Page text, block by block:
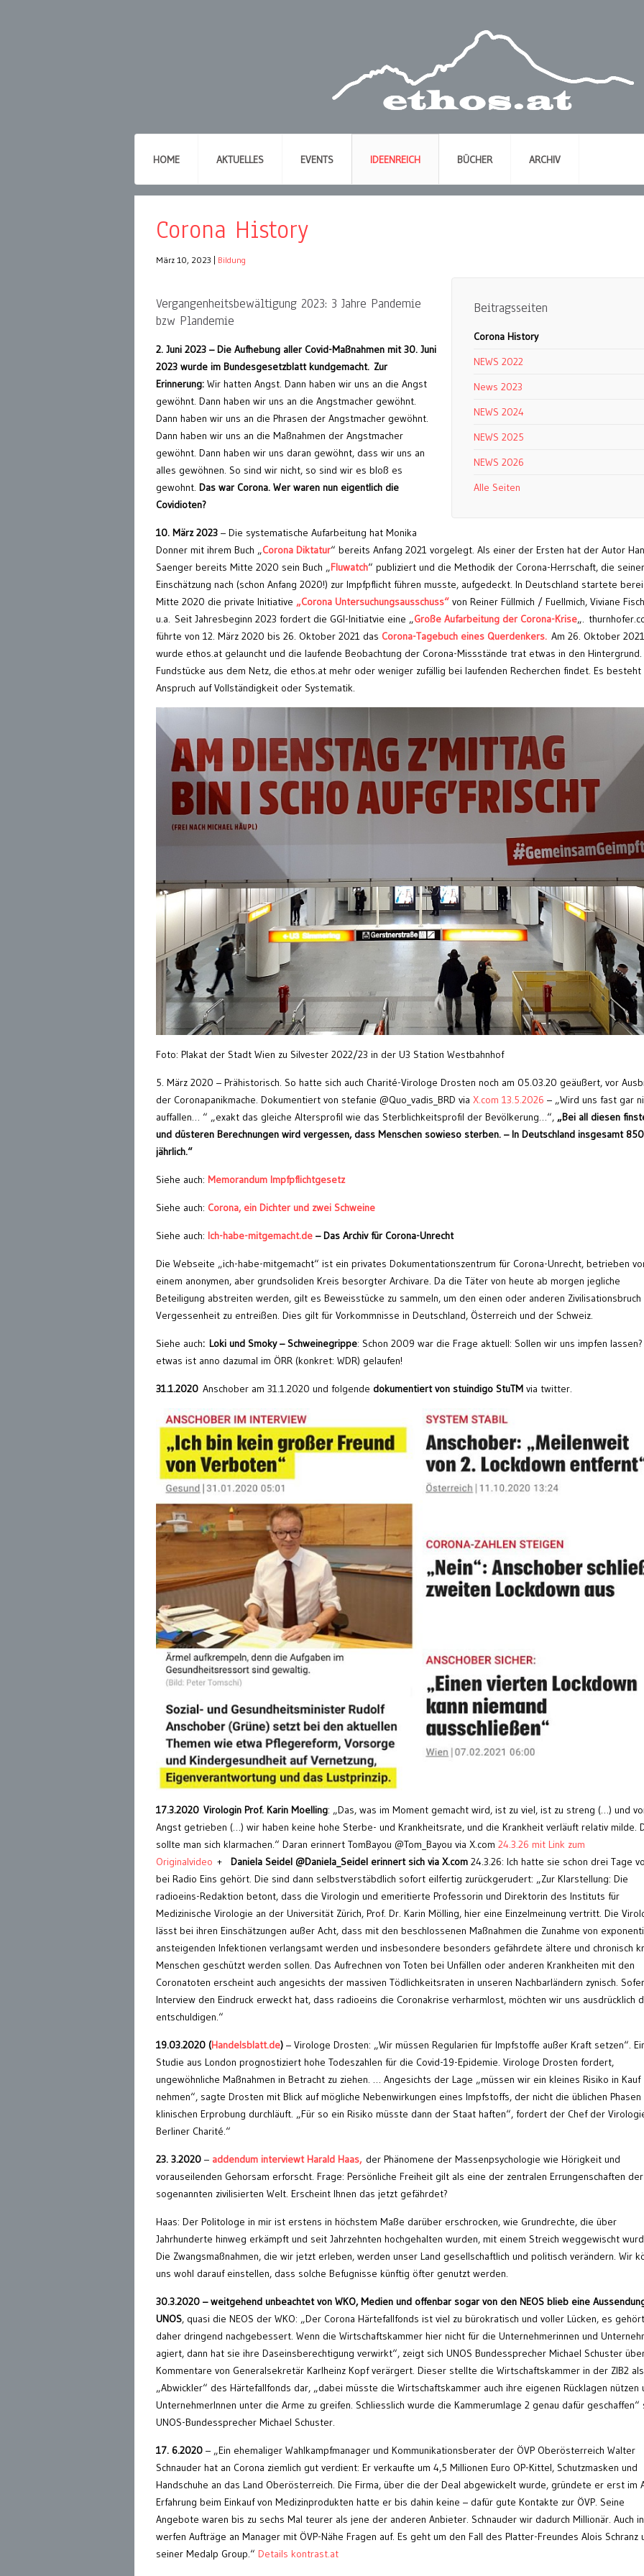
HOME AKTUELLES EVENTS IDEENREICH BÜCHER ARCHIV
Corona History
März 10, 2023 Bildung
Beitragsseiten
Corona History
NEWS 2022
News 2023
NEWS 2024
NEWS 2025
NEWS 2026
Alle Seiten
Vergangenheitsbewältigung 2023: 3 Jahre Pandemie
bzw Plandemie
2. Juni 2023 – Die Aufhebung aller Covid-Maßnahmen mit 30. Juni
2023 wurde im Bundesgesetzblatt kundgemacht. Zur
Erinnerung: Wir hatten Angst. Dann haben wir uns an die Angst
gewöhnt. Dann haben wir uns an die Angstmacher gewöhnt.
Dann haben wir uns an die Phrasen der Angstmacher gewöhnt.
Dann haben wir uns an die Maßnahmen der Angstmacher
gewöhnt. Dann haben wir uns daran gewöhnt, dass wir uns an
alles gewöhnen. So sind wir nicht, so sind wir es bloß es
gewohnt. Das war Corona. Wer waren nun eigentlich die
Covidioten?
10. März 2023 – Die systematische Aufarbeitung hat Monika
Donner mit ihrem Buch „Corona Diktatur“ bereits Anfang 2021 vorgelegt. Als einer der Ersten hat der Autor
Saenger bereits Mitte 2020 sein Buch „Fluwatch“ publiziert und die Methodik der Corona-Herrschaft, die seiner
Einschätzung nach (schon Anfang 2020!) zur Impfpflicht führen musste, aufgedeckt. In Deutschland startete
Mitte 2020 die private Initiative „Corona Untersuchungsausschuss“ von Reiner Füllmich / Fuellmich, Viviane
u.a. Seit Jahresbeginn 2023 fordert die GGI-Initiatvie eine „Große Aufarbeitung der Corona-Krise„. thurnhofer.cc
führte von 12. März 2020 bis 26. Oktober 2021 das Corona-Tagebuch eines Querdenkers. Am 26. Oktober 2021
wurde ethos.at gelauncht und die laufende Beobachtung der Corona-Missstände trat etwas in den
Fundstücke aus dem Netz, die ethos.at mehr oder weniger zufällig bei laufenden Recherchen findet. Es besteht
Anspruch auf Vollständigkeit oder Systematik.
Foto: Plakat der Stadt Wien zu Silvester 2022/23 in der U3 Station Westbahnhof
5. März 2020 – Prähistorisch. So hatte sich auch Charité-Virologe Drosten noch am 05.03.20 geäußert, vor
der Coronapanikmache. Dokumentiert von stefanie @Quo_vadis_BRD via X.com 13.5.2026 – „Wird uns fast gar
auffallen… “ „exakt das gleiche Altersprofil wie das Sterblichkeitsprofil der Bevölkerung…“, „Bei all diesen
und düsteren Berechnungen wird vergessen, dass Menschen sowieso sterben. – In Deutschland insgesamt
jährlich.“
Siehe auch: Memorandum Impfpflichtgesetz
Siehe auch: Corona, ein Dichter und zwei Schweine
Siehe auch: Ich-habe-mitgemacht.de – Das Archiv für Corona-Unrecht
Die Webseite „ich-habe-mitgemacht“ ist ein privates Dokumentationszentrum für Corona-Unrecht, betrieben
einem anonymen, aber grundsoliden Kreis besorgter Archivare. Da die Täter von heute ab morgen jegliche
Beteiligung abstreiten werden, gilt es Beweisstücke zu sammeln, um den einen oder anderen
Vergessenheit zu entreißen. Dies gilt für Vorkommnisse in Deutschland, Österreich und der Schweiz.
Siehe auch: Loki und Smoky – Schweinegrippe: Schon 2009 war die Frage aktuell: Sollen wir uns impfen lassen?
etwas ist anno dazumal im ÖRR (konkret: WDR) gelaufen!
31.1.2020 Anschober am 31.1.2020 und folgende dokumentiert von stuindigo StuTM via twitter.
17.3.2020 Virologin Prof. Karin Moelling: „Das, was im Moment gemacht wird, ist zu viel, ist zu streng (…) und
Angst getrieben (…) wir haben keine hohe Sterbe- und Krankheitsrate, und die Krankheit verläuft relativ milde.
sollte man sich klarmachen.“ Daran erinnert TomBayou @Tom_Bayou via X.com 24.3.26 mit Link zum
Originalvideo + Daniela Seidel @Daniela_Seidel erinnert sich via X.com 24.3.26: Ich hatte sie schon drei Tage
bei Radio Eins gehört. Die sind dann selbstverstäbdlich sofort eilfertig zurückgerudert: „Zur Klarstellung: Die
radioeins-Redaktion betont, dass die Virologin und emeritierte Professorin und Direktorin des Instituts für
Medizinische Virologie an der Universität Zürich, Prof. Dr. Karin Mölling, hier eine Einzelmeinung vertritt. Die
lässt bei ihren Einschätzungen außer Acht, dass mit den beschlossenen Maßnahmen die Zunahme von
ansteigenden Infektionen verlangsamt werden und insbesondere besonders gefährdete ältere und chronisch
Menschen geschützt werden sollen. Das Aufrechnen von Toten bei Unfällen oder anderen Krankheiten mit den
Coronatoten erscheint auch angesichts der massiven Tödlichkeitsraten in unseren Nachbarländern zynisch.
Interview den Eindruck erweckt hat, dass radioeins die Coronakrise verharmlost, möchten wir uns ausdrücklich
entschuldigen.“
19.03.2020 (Handelsblatt.de) – Virologe Drosten: „Wir müssen Regularien für Impfstoffe außer Kraft setzen“.
Studie aus London prognostiziert hohe Todeszahlen für die Covid-19-Epidemie. Virologe Drosten fordert,
ungewöhnliche Maßnahmen in Betracht zu ziehen. … Angesichts der Lage „müssen wir ein kleines Risiko in Kauf
nehmen“, sagte Drosten mit Blick auf mögliche Nebenwirkungen eines Impfstoffs, der nicht die üblichen
klinischen Erprobung durchläuft. „Für so ein Risiko müsste dann der Staat haften“, fordert der Chef der
Berliner Charité.“
23. 3.2020 – addendum interviewt Harald Haas, der Phänomene der Massenpsychologie wie Hörigkeit und
vorauseilenden Gehorsam erforscht. Frage: Persönliche Freiheit gilt als eine der zentralen Errungenschaften der
sogenannten zivilisierten Welt. Erscheint Ihnen das jetzt gefährdet?
Haas: Der Politologe in mir ist erstens in höchstem Maße darüber erschrocken, wie Grundrechte, die über
Jahrhunderte hinweg erkämpft und seit Jahrzehnten hochgehalten wurden, mit einem Streich weggewischt
Die Zwangsmaßnahmen, die wir jetzt erleben, werden unser Land gesellschaftlich und politisch verändern. Wir
uns wohl darauf einstellen, dass solche Befugnisse künftig öfter genutzt werden.
30.3.2020 – weitgehend unbeachtet von WKO, Medien und offenbar sogar von den NEOS blieb eine
UNOS, quasi die NEOS der WKO: „Der Corona Härtefallfonds ist viel zu bürokratisch und voller Lücken, es gehört
daher dringend nachgebessert. Wenn die Wirtschaftskammer hier nicht für die Unternehmerinnen und
agiert, dann hat sie ihre Daseinsberechtigung verwirkt“, zeigt sich UNOS Bundessprecher Michael Schuster
Kommentare von Generalsekretär Karlheinz Kopf verärgert. Dieser stellte die Wirtschaftskammer in der ZIB2 als
„Abwickler“ des Härtefallfonds dar, „dabei müsste die Wirtschaftskammer auch ihre eigenen Rücklagen nützen
UnternehmerInnen unter die Arme zu greifen. Schliesslich wurde die Kammerumlage 2 genau dafür geschaffen“
UNOS-Bundessprecher Michael Schuster.
17. 6.2020 – „Ein ehemaliger Wahlkampfmanager und Kommunikationsberater der ÖVP Oberösterreich Walter
Schnauder hat an Corona ziemlich gut verdient: Er verkaufte um 4,5 Millionen Euro OP-Kittel, Schutzmasken und
Handschuhe an das Land Oberösterreich. Die Firma, über die der Deal abgewickelt wurde, gründete er erst im
Erfahrung beim Einkauf von Medizinprodukten hatte er bis dahin keine – dafür gute Kontakte zur ÖVP. Seine
Angebote waren bis zu sechs Mal teurer als jene der anderen Anbieter. Schnauder wir dadurch Millionär. Auch
werfen Aufträge an Manager mit ÖVP-Nähe Fragen auf. Es geht um den Fall des Platter-Freundes Alois Schranz
seiner Medalp Group.“ Details kontrast.at